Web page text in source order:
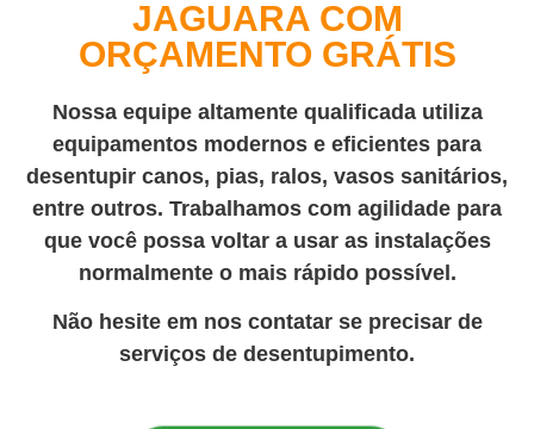
JAGUARA COM
ORÇAMENTO GRÁTIS
Nossa equipe altamente qualificada utiliza
equipamentos modernos e eficientes para
desentupir canos, pias, ralos, vasos sanitários,
entre outros. Trabalhamos com agilidade para
que você possa voltar a usar as instalações
normalmente o mais rápido possível.
Não hesite em nos contatar se precisar de
serviços de desentupimento.